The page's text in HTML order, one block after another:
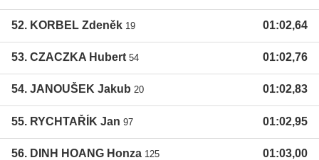
52. KORBEL Zdeněk 19 01:02,64
53. CZACZKA Hubert 54 01:02,76
54. JANOUŠEK Jakub 20 01:02,83
55. RYCHTAŘÍK Jan 97 01:02,95
56. DINH HOANG Honza 125 01:03,00